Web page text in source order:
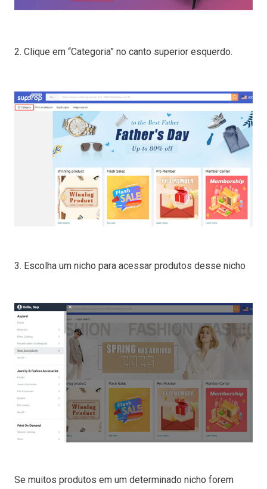
2. Clique em “Categoria” no canto superior esquerdo.
3. Escolha um nicho para acessar produtos desse nicho
Se muitos produtos em um determinado nicho forem